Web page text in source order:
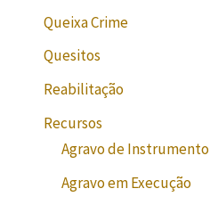
Queixa Crime
Quesitos
Reabilitação
Recursos
Agravo de Instrumento
Agravo em Execução